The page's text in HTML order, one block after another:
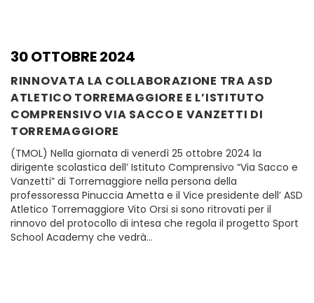
30 OTTOBRE 2024
RINNOVATA LA COLLABORAZIONE TRA ASD
ATLETICO TORREMAGGIORE E L’ISTITUTO
COMPRENSIVO VIA SACCO E VANZETTI DI
TORREMAGGIORE
(TMOL) Nella giornata di venerdì 25 ottobre 2024 la
dirigente scolastica dell’ Istituto Comprensivo “Via Sacco e
Vanzetti” di Torremaggiore nella persona della
professoressa Pinuccia Ametta e il Vice presidente dell’ ASD
Atletico Torremaggiore Vito Orsi si sono ritrovati per il
rinnovo del protocollo di intesa che regola il progetto Sport
School Academy che vedrà…